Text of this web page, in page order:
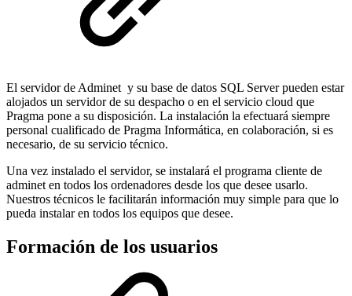
El servidor de Adminet y su base de datos SQL Server pueden estar
alojados un servidor de su despacho o en el servicio cloud que
Pragma pone a su disposición. La instalación la efectuará siempre
personal cualificado de Pragma Informática, en colaboración, si es
necesario, de su servicio técnico.
Una vez instalado el servidor, se instalará el programa cliente de
adminet en todos los ordenadores desde los que desee usarlo.
Nuestros técnicos le facilitarán información muy simple para que lo
pueda instalar en todos los equipos que desee.
Formación de los usuarios